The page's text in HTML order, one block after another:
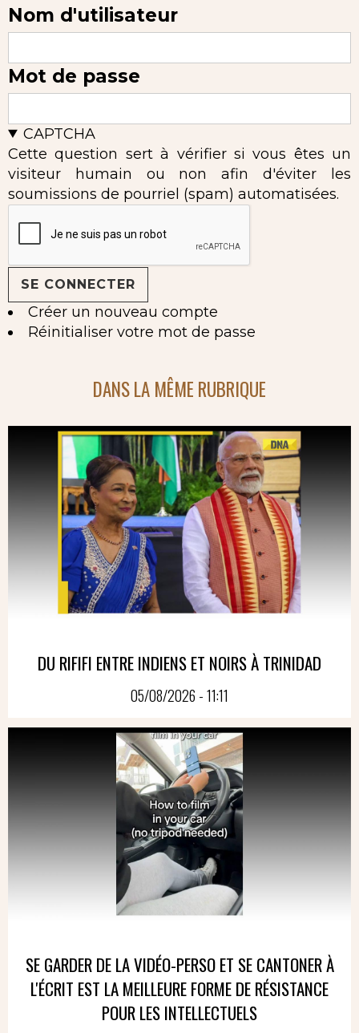
Nom d'utilisateur
Mot de passe
CAPTCHA
Cette question sert à vérifier si vous êtes un
visiteur humain ou non afin d'éviter les
soumissions de pourriel (spam) automatisées.
Créer un nouveau compte
Réinitialiser votre mot de passe
DANS LA MÊME RUBRIQUE
DU RIFIFI ENTRE INDIENS ET NOIRS À TRINIDAD
05/08/2026 - 11:11
SE GARDER DE LA VIDÉO-PERSO ET SE CANTONER À
L'ÉCRIT EST LA MEILLEURE FORME DE RÉSISTANCE
POUR LES INTELLECTUELS